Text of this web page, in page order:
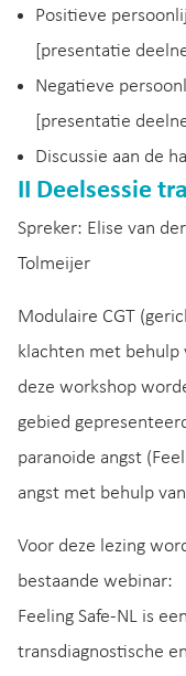
Positieve
[presentatie
Negatieve
[presentatie
Discussie aan de
II Deelsessie
Spreker: Elise van
Tolmeijer
Modulaire CGT
klachten met behulp
deze workshop
gebied
paranoide angst
angst met behulp
Voor deze lezing
bestaande webinar:
Feeling Safe-NL is
transdiagnostische